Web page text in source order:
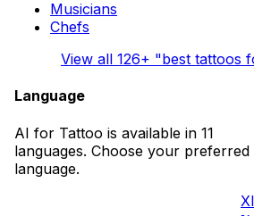
Musicians
Chefs
View all 126+ "best tattoos
Language
AI for Tattoo is available in 11
languages. Choose your preferred
language.
X